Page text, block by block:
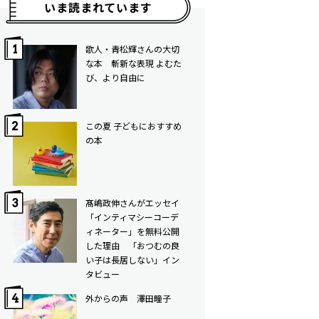
いま読まれています
歌人・青松輝さんの大切
な本 斬新な表現 よむた
び、より自由に
この夏 子どもにおすすめ
の本
髙嶋政伸さんがエッセイ
「インティマシーコーデ
ィネーター」を無料公開
した理由 「おつむの良
い子は長居しない」イン
タビュー
外からの声 澤田瞳子